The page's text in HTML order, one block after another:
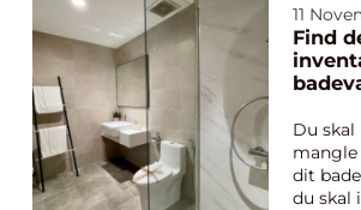
være
lavet af
den
det kan
11
Find
Du skal
mangle
dit
du skal